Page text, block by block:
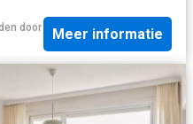
door
Meer informatie